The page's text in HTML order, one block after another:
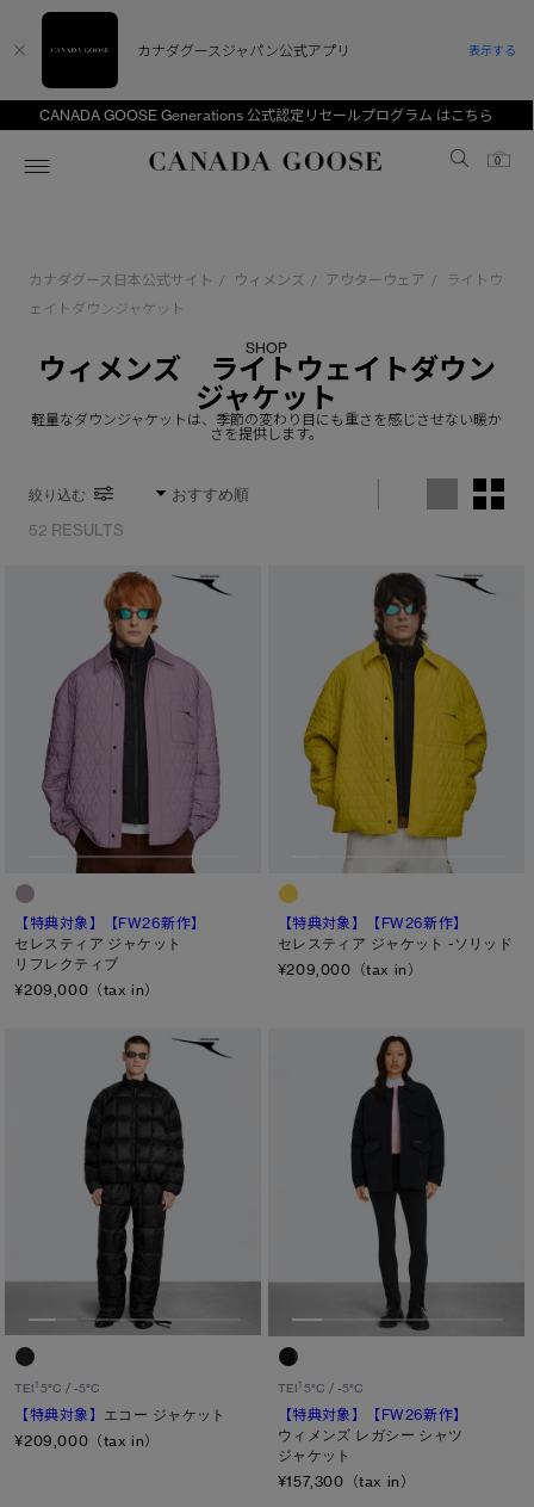
CANADA GOOSE Generations 公式認定リセールプログラム はこちら
Canada Goose
0
ディスカバー
アンバサダー
新着アイテム
ベストセラー
サマー 26 コレクション
日本限定モデル
スノーグース
メイドインジャパンTシャツ
アウターウェア
アパレル
アクセサリー
フットウェア
コレクション
新着アイテム
ベストセラー
サマー 26 コレクション
日本限定モデル
スノーグース
メイドインジャパンTシャツ
アウターウェア
アパレル
アクセサリー
フットウェア
コレクション
ベビー（0‐24ヵ月)
キッズ（2‐7歳)
コレクション
CANADA GOOSE Generationsは、アウター
品の価値を受け継いでいきます。
下取り申請
カナダグース日本公式サイト / ウィメンズ / アウターウェア /
ライトウ
ェイトダウンジャケット
SHOP
ウィメンズ ライトウェイトダウン
ジャケット
軽量なダウンジャケットは、季節の変わり目にも重さを感じさせない暖か
さを提供します。
絞り込む
52 RESULTS
※カテゴリを表示するにはジェンダーにチェックをお入れください
ジェンダー
メンズ
ウィメンズ
キッズ
カテゴリ
ディスク
クラシック ディスク
ホワイト ディスク
ト―ナル ディスク
PBI ディスク
ディスクなし
TEI１：5℃/-5℃
TEI3：-10℃/-20℃
【特典対象】
【FW26新作】
セレスティア ジャケット
リフレクティブ
¥209,000（tax in）
【特典対象】
【FW26新作】
セレスティア ジャケット -ソリッド
¥209,000（tax in）
TEI1 5°C / -5°C
【特典対象】
エコー ジャケット
¥209,000（tax in）
TEI15°C / -5°C
【特典対象】
【FW26新作】
ウィメンズ レガシー シャツ
ジャケット
¥157,300（tax in）
カナダグースジャパン公式アプリ 表示する